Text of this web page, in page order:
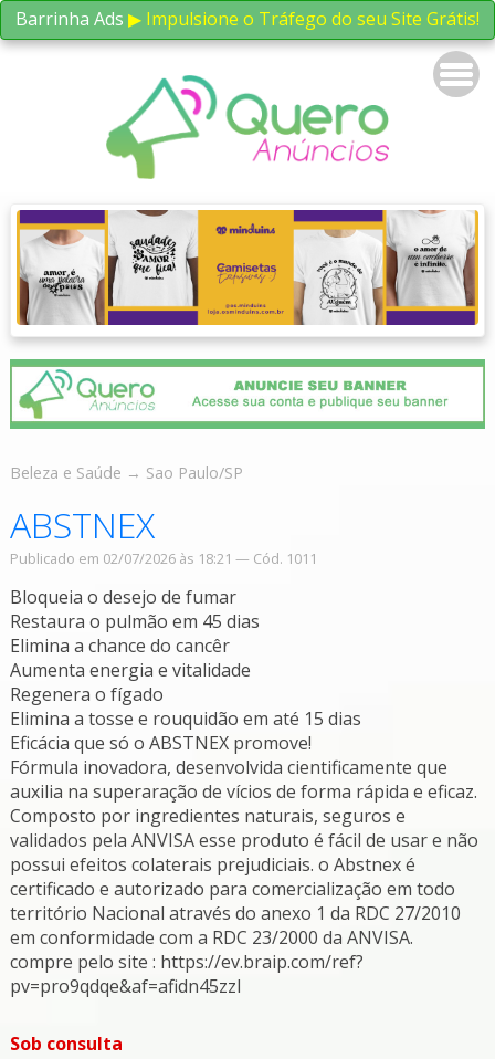
Barrinha Ads ▶ Impulsione o Tráfego do seu Site Grátis!
Beleza e Saúde → Sao Paulo/SP
ABSTNEX
Publicado em 02/07/2026 às 18:21 — Cód. 1011
Bloqueia o desejo de fumar
Restaura o pulmão em 45 dias
Elimina a chance do cancêr
Aumenta energia e vitalidade
Regenera o fígado
Elimina a tosse e rouquidão em até 15 dias
Eficácia que só o ABSTNEX promove!
Fórmula inovadora, desenvolvida cientificamente que
auxilia na superaração de vícios de forma rápida e eficaz.
Composto por ingredientes naturais, seguros e
validados pela ANVISA esse produto é fácil de usar e não
possui efeitos colaterais prejudiciais. o Abstnex é
certificado e autorizado para comercialização em todo
território Nacional através do anexo 1 da RDC 27/2010
em conformidade com a RDC 23/2000 da ANVISA.
compre pelo site : https://ev.braip.com/ref?
pv=pro9qdqe&af=afidn45zzl
Sob consulta